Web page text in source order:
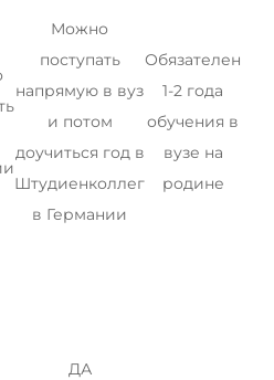
успешно поступают
Можно
поступать
напрямую в вуз
и потом
доучиться год в
Штудиенколлег
в Германии
Обязателен
1-2 года
обучения в
вузе на
родине
ДА